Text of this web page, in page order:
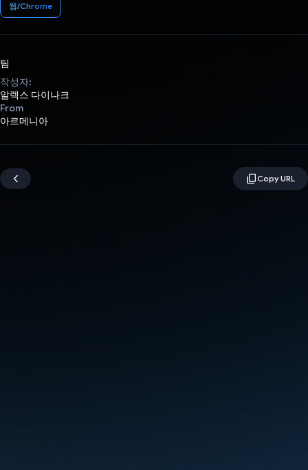
웹/Chrome
팀
작성자:
알렉스 다이나크
From
아르메니아